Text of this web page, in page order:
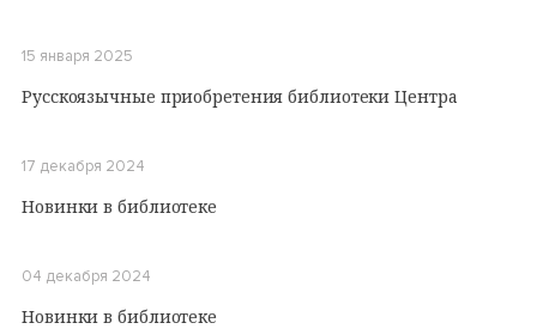
15 января 2025
Русскоязычные приобретения библиотеки Центра
17 декабря 2024
Новинки в библиотеке
04 декабря 2024
Новинки в библиотеке